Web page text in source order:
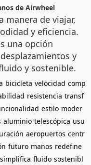
de Airwheel
manera de viajar,
y eficiencia.
una opción
y
y sostenible.
bicicleta velocidad comp
resistencia transf
estilo moder
aluminio telescópica usu
aeropuertos centr
futuro manos redefine
simplifica fluido sostenibl